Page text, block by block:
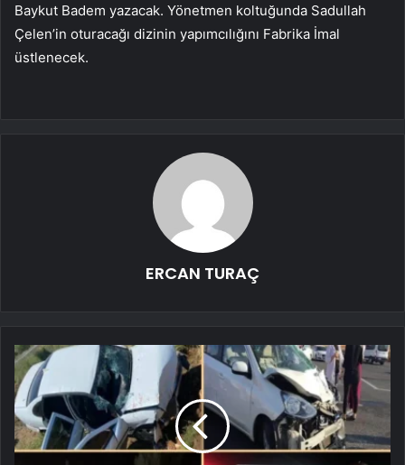
Baykut Badem yazacak. Yönetmen koltuğunda Sadullah
Çelen’in oturacağı dizinin yapımcılığını Fabrika İmal
üstlenecek.
ERCAN TURAÇ